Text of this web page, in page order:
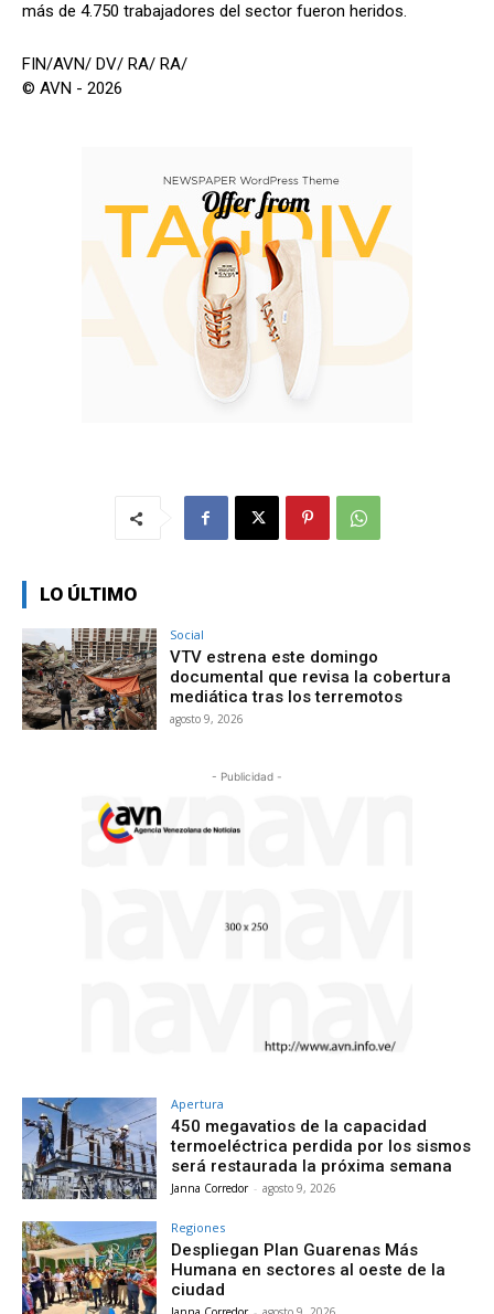
más de 4.750 trabajadores del sector fueron heridos.
FIN/AVN/ DV/ RA/ RA/
© AVN - 2026
LO ÚLTIMO
Social
VTV estrena este domingo
documental que revisa la cobertura
mediática tras los terremotos
agosto 9, 2026
- Publicidad -
Apertura
450 megavatios de la capacidad
termoeléctrica perdida por los sismos
será restaurada la próxima semana
Janna Corredor - agosto 9, 2026
Regiones
Despliegan Plan Guarenas Más
Humana en sectores al oeste de la
ciudad